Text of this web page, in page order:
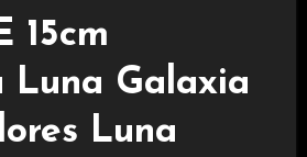
15cm
Luna Galaxia
Luna